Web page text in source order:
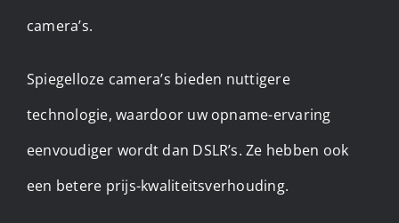
camera’s.
Spiegelloze camera’s bieden nuttigere
technologie, waardoor uw opname-ervaring
eenvoudiger wordt dan DSLR’s. Ze hebben ook
een betere prijs-kwaliteitsverhouding.